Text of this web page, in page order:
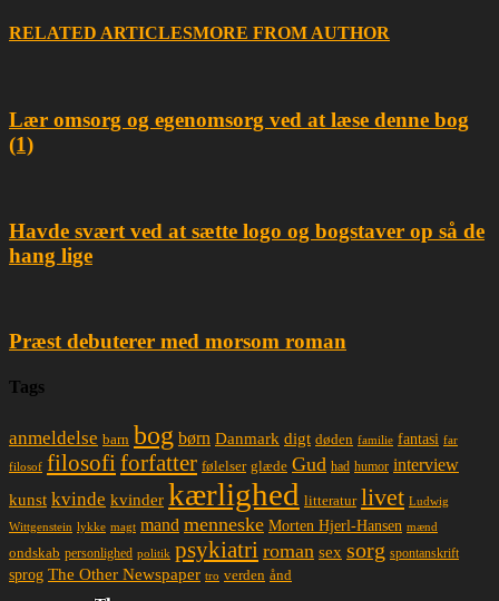
RELATED ARTICLESMORE FROM AUTHOR
Lær omsorg og egenomsorg ved at læse denne bog
(1)
Havde svært ved at sætte logo og bogstaver op så de
hang lige
Præst debuterer med morsom roman
Tags
anmeldelse barn bog børn Danmark digt døden familie fantasi far
filosof filosofiforfatter følelser glæde Gud had humor interview
kunst kvinde kvinder kærlighed litteratur livet Ludwig
Wittgenstein lykke magt mand menneske Morten Hjerl-Hansen mænd
ondskab personlighed politik psykiatri roman sex sorg spontanskrift
sprog The Other Newspaper tro verden ånd